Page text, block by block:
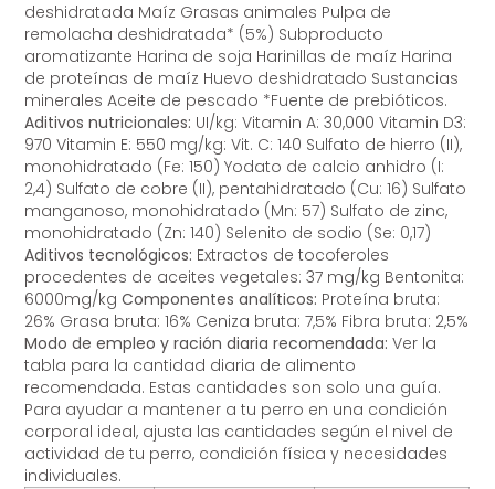
deshidratada Maíz Grasas animales Pulpa de
remolacha deshidratada* (5%) Subproducto
aromatizante Harina de soja Harinillas de maíz Harina
de proteínas de maíz Huevo deshidratado Sustancias
minerales Aceite de pescado *Fuente de prebióticos.
Aditivos nutricionales:
970 Vitamin E: 550 mg/kg: Vit. C: 140 Sulfato de hierro (II),
monohidratado (Fe: 150) Yodato de calcio anhidro (I:
2,4) Sulfato de cobre (II), pentahidratado (Cu: 16) Sulfato
manganoso, monohidratado (Mn: 57) Sulfato de zinc,
monohidratado (Zn: 140) Selenito de sodio (Se: 0,17)
Aditivos tecnológicos:
procedentes de aceites vegetales: 37 mg/kg Bentonita:
6000mg/kgComponentes analíticos:
26% Grasa bruta: 16% Ceniza bruta: 7,5% Fibra bruta: 2,5%
Modo de empleo y ración diaria recomendada: Ver la
tabla para la cantidad diaria de alimento
recomendada. Estas cantidades son solo una guía.
Para ayudar a mantener a tu perro en una condición
corporal ideal, ajusta las cantidades según el nivel de
actividad de tu perro, condición física y necesidades
individuales.